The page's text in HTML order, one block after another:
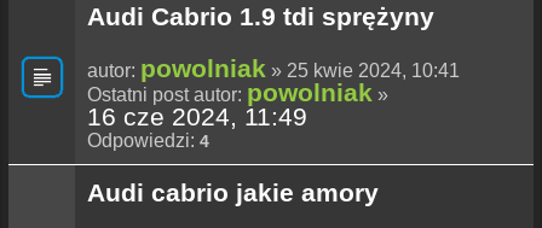
Audi Cabrio 1.9 tdi sprężyny
autor: powolniak » 25 kwie 2024, 10:41
Ostatni post autor: powolniak »
16 cze 2024, 11:49
Odpowiedzi: 4
Audi cabrio jakie amory